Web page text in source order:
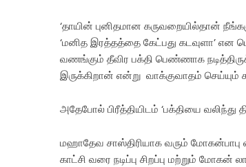
‘தாயின் புனிதமான கருவறையில்தான்
‘மனித இரத்தத்தை கேட்பது கடவுளா’ என
வணங்கும் தீவிர பக்தி பெண்ணாக
இருக்கிறான் என்று வாக்குவாதம் செய்யும்
அதேபோல் பிரீத்தியிடம் ‘பக்தியை வலிந்து
மஹாதேவ சாஸ்திரியாக வரும்
காட்சி வரை நடிப்பு சிறப்பு மற்றும்